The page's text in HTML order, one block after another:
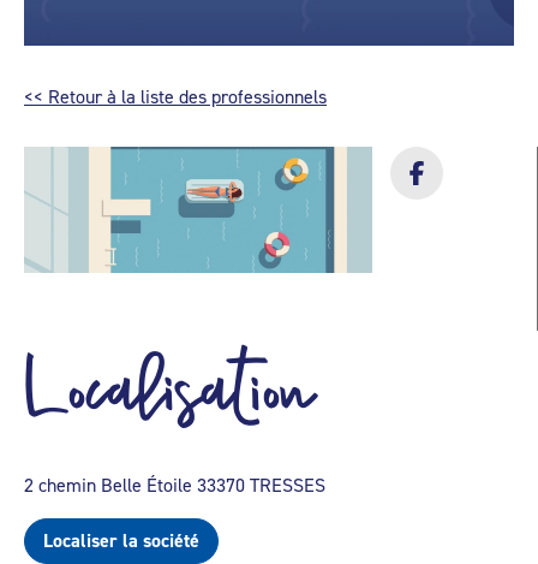
<< Retour à la liste des professionnels
Localisation
2 chemin Belle Étoile 33370 TRESSES
Localiser la société